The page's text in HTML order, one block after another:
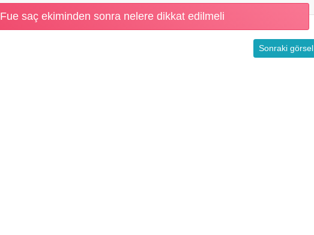
Fue saç ekiminden sonra nelere dikkat edilmeli
Sonraki görsel